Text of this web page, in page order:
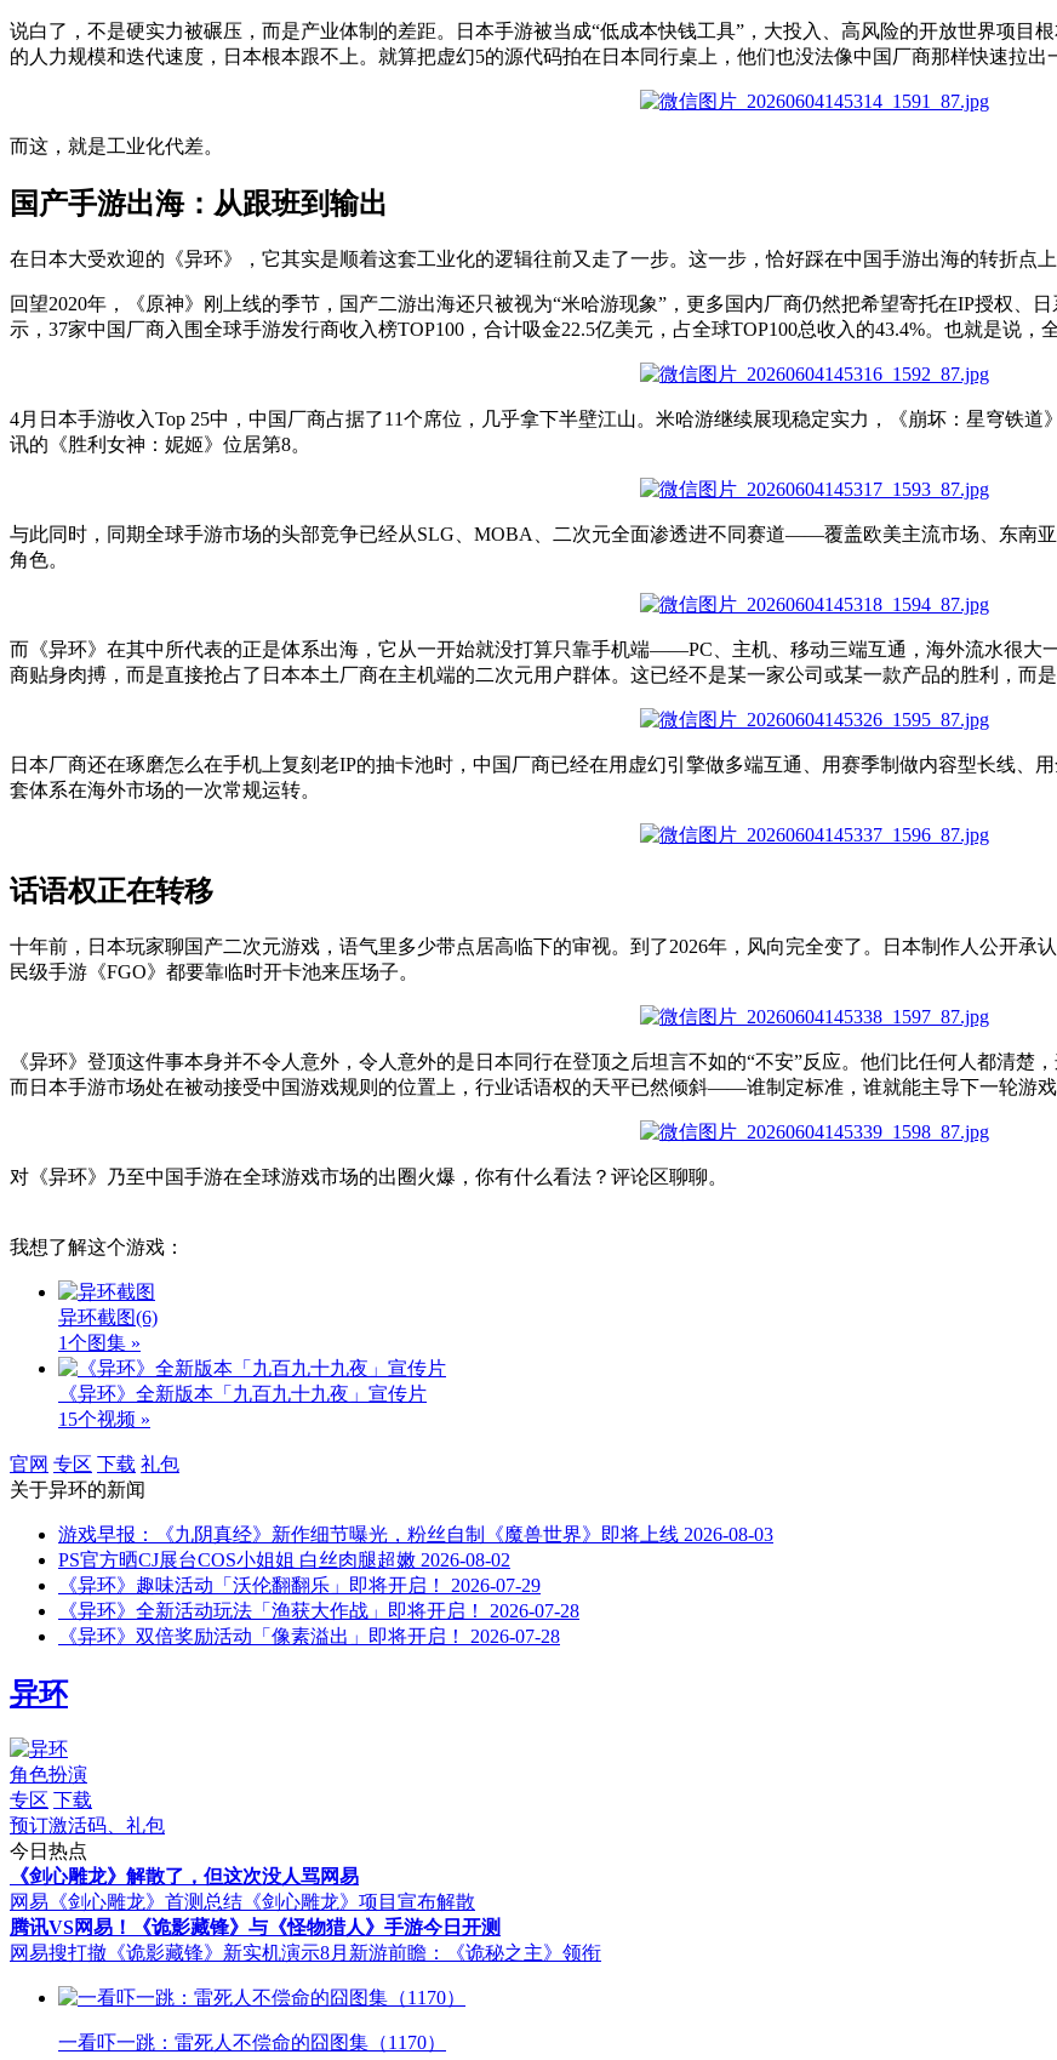
说白了，不是硬实力被碾压，而是产业体制的差距。日本手游被当成“低成本快钱工具”，大投入、高风险的开放世界项目
的人力规模和迭代速度，日本根本跟不上。就算把虚幻5的源代码拍在日本同行桌上，他们也没法像中国厂商那样快速拉出
而这 ， 就是工业化代差。
国产手游出海：从跟班到输出
在 日本大受欢迎的 《异环》 ， 它其实是顺着这套工业化的逻辑往前又走了一步。这一步，恰好踩在中国手游出海的转折点上
回望2020年，《原神》刚上线的季节，国产二游出海还只被视为“米哈游现象”，更多国内厂商仍然把希望寄托在IP授权、
示，37家中国厂商入围全球手游发行商收入榜TOP100，合计吸金22.5亿美元，占全球TOP100总收入的43.4%。也就是说，
4月日本手游收入Top 25中，中国厂商占据了11个席位，几乎拿下半壁江山。米哈游继续展现稳定实力，《崩坏：星穹铁
讯的《胜利女神：妮姬》位居第8。
与此同时 ， 同期全球手游市场的头部竞争已经从SLG、MOBA、二次元全面渗透进不同赛道——覆盖欧美主流市场、东南
角色。
而《异环》 在其中 所代表的正是体系出海 ， 它 从一开始就没打算只靠手机端——PC、主机、移动三端互通，海外流水很大
商贴身肉搏，而是直接抢占了日本本土厂商在主机端的二次元用户群体。这已经不是某一家公司或某一款产品的胜利，而
日本厂商还在琢磨怎么在手机上复刻老IP的抽卡池时，中国厂商已经在用虚幻引擎做多端互通、用赛季制做内容型长线、
套体系在海外市场的一次常规运转。
话语权正在转移
十年前，日本玩家聊国产二次元游戏，语气里多少带点居高临下的审视。到了2026年，风向完全变了。日本制作人公开承认
民级手游 《FGO》都要靠临时开卡池来压场子。
《异环》登顶这件事本身并不令人意外，令人意外的是日本同行在登顶之后坦言不如的“不安”反应。他们比任何人都清楚
而日本手游市场处在被动接受中国游戏规则的位置上，行业话语权的天平已然倾斜——谁制定标准，谁就能主导下一轮游戏
对 《异环》 乃至中国手游在全球游戏市场的出圈火爆 ， 你有什么看法 ？ 评论区聊聊。
我想了解这个游戏：
异环截图(6)
1个图集 »
《异环》全新版本「九百九十九夜」宣传片
15个视频 »
官网 专区 下载 礼包
关于异环的新闻
游戏早报：《九阴真经》新作细节曝光，粉丝自制《魔兽世界》即将上线 2026-08-03
PS官方晒CJ展台COS小姐姐 白丝肉腿超嫩 2026-08-02
《异环》趣味活动「沃伦翻翻乐」即将开启！
2026-07-29
《异环》全新活动玩法「渔获大作战」即将开启！
2026-07-28
《异环》双倍奖励活动「像素溢出」即将开启！
2026-07-28
异环
角色扮演
专区 下载
预订激活码、礼包
今日热点
《剑心雕龙》解散了，但这次没人骂网易
网易《剑心雕龙》首测总结 《剑心雕龙》项目宣布解散
腾讯VS网易！《诡影藏锋》与《怪物猎人》手游今日开测
网易搜打撤《诡影藏锋》新实机演示8月新游前瞻：《诡秘之主》领衔
一看吓一跳：雷死人不偿命的囧图集（1170）